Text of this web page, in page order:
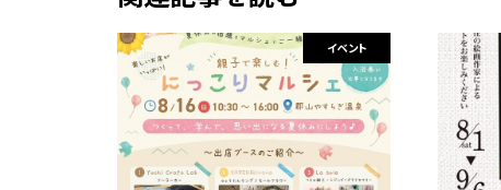
イベント